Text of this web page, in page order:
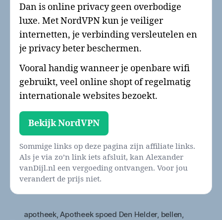
Dan is online privacy geen overbodige
luxe. Met NordVPN kun je veiliger
internetten, je verbinding versleutelen en
je privacy beter beschermen.
Vooral handig wanneer je openbare wifi
gebruikt, veel online shopt of regelmatig
internationale websites bezoekt.
Bekijk NordVPN
Sommige links op deze pagina zijn affiliate links.
Als je via zo’n link iets afsluit, kan Alexander
vanDijl.nl een vergoeding ontvangen. Voor jou
verandert de prijs niet.
apotheek,Apotheek spoed Den Helder, bellen,